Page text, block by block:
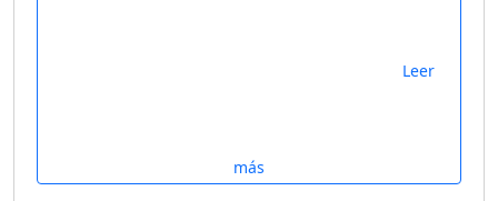
Leer
más